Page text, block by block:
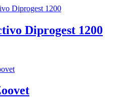
Diprogest 1200